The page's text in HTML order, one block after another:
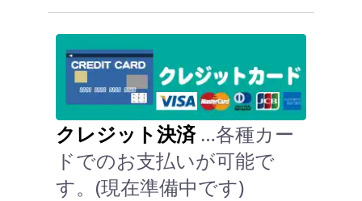
クレジット決済…各種カー
ドでのお支払いが可能で
す。(現在準備中です)